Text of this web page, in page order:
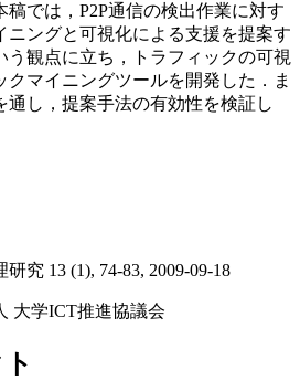
稿では，P2P通信の検出作業に対す
ニングと可視化による支援を提案す
う観点に立ち，トラフィックの可視
マイニングツールを開発した．ま
通し，提案手法の有効性を検証し
究 13 (1), 74-83, 2009-09-18
大学ICT推進協議会